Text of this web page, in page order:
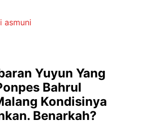
asmuni
Yuyun Yang
Bahrul
Kondisinya
Benarkah?